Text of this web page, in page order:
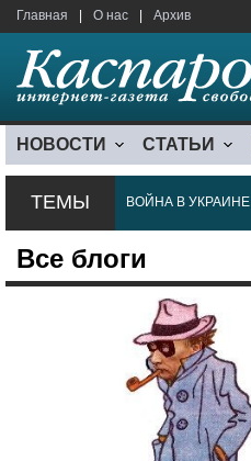
Главная О нас Архив
НОВОСТИ СТАТЬИ
ТЕМЫ ВОЙНА В УКРАИНЕ
Все блоги